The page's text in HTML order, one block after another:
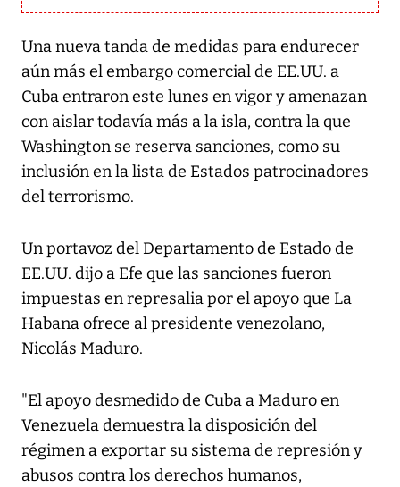
Una nueva tanda de medidas para endurecer
aún más el embargo comercial de EE.UU. a
Cuba entraron este lunes en vigor y amenazan
con aislar todavía más a la isla, contra la que
Washington se reserva sanciones, como su
inclusión en la lista de Estados patrocinadores
del terrorismo.
Un portavoz del Departamento de Estado de
EE.UU. dijo a Efe que las sanciones fueron
impuestas en represalia por el apoyo que La
Habana ofrece al presidente venezolano,
Nicolás Maduro.
"El apoyo desmedido de Cuba a Maduro en
Venezuela demuestra la disposición del
régimen a exportar su sistema de represión y
abusos contra los derechos humanos,